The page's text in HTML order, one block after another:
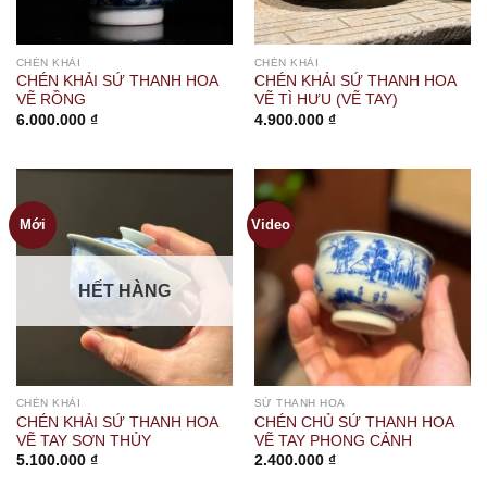
CHÉN KHẢI
CHÉN KHẢI SỨ THANH HOA
VẼ RỒNG
6.000.000 ₫
CHÉN KHẢI
CHÉN KHẢI SỨ THANH HOA
VẼ TÌ HƯU (VẼ TAY)
4.900.000 ₫
Mới
HẾT HÀNG
CHÉN KHẢI
CHÉN KHẢI SỨ THANH HOA
VẼ TAY SƠN THỦY
5.100.000 ₫
Video
SỨ THANH HOA
CHÉN CHỦ SỨ THANH HOA
VẼ TAY PHONG CẢNH
2.400.000 ₫